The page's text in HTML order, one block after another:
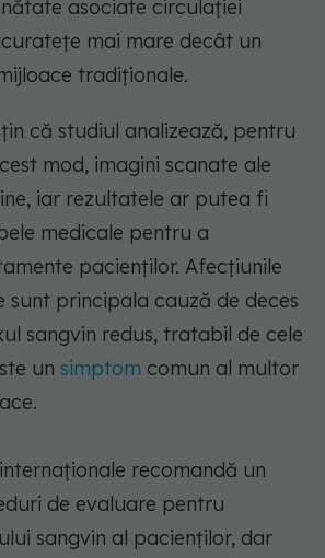
asociate circulaţiei
mai mare decât un
tradiţionale.
că studiul analizează, pentru
mod, imagini scanate ale
iar rezultatele ar putea fi
medicale pentru a
pacienţilor. Afecţiunile
sunt principala cauză de deces
sangvin redus, tratabil de cele
un simptom comun al multor
recomandă un
de evaluare pentru
sangvin al pacienţilor, dar